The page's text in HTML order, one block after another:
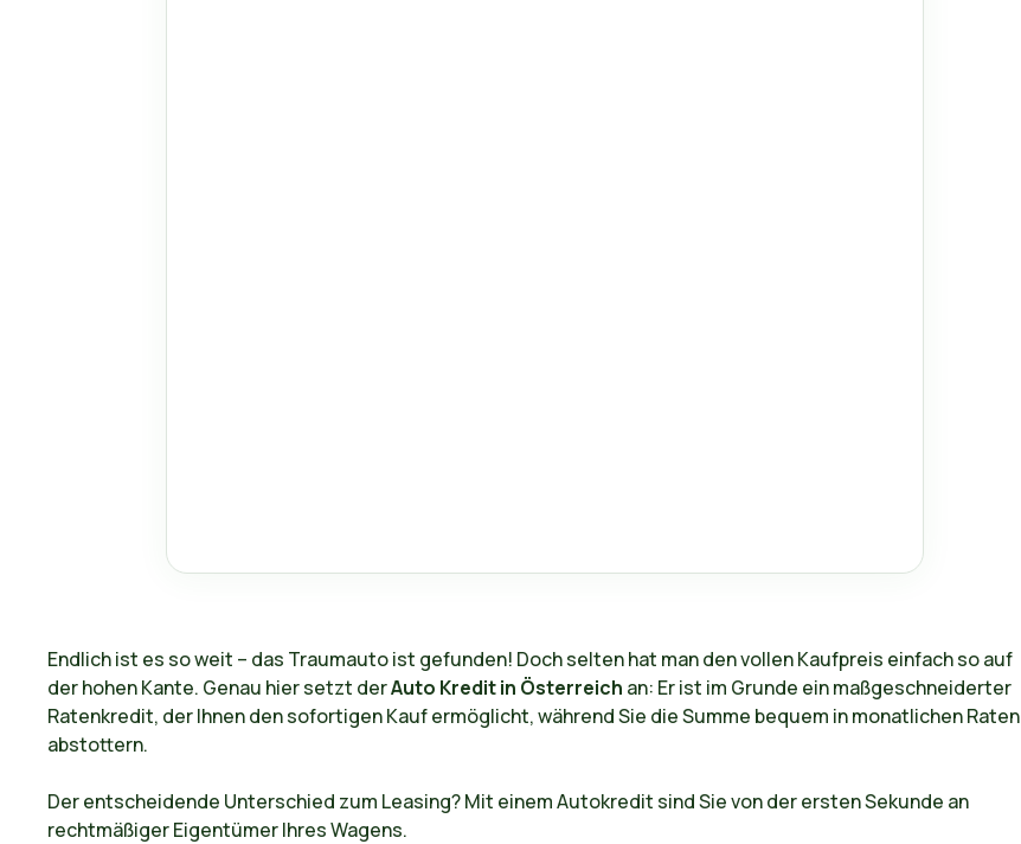
Endlich ist es so weit – das Traumauto ist gefunden! Doch selten hat man den vollen Kaufpreis einfach so auf
der hohen Kante. Genau hier setzt derAuto Kredit in Österreich an: Er ist im Grunde ein maßgeschneiderter
Ratenkredit, der Ihnen den sofortigen Kauf ermöglicht, während Sie die Summe bequem in monatlichen Raten
abstottern.
Der entscheidende Unterschied zum Leasing? Mit einem Autokredit sind Sie von der ersten Sekunde an
rechtmäßiger Eigentümer Ihres Wagens.